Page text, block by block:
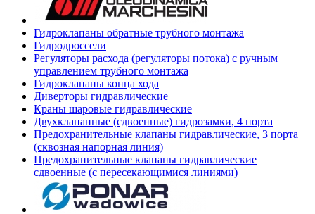
Гидроклапаны обратные трубного монтажа
Гидродроссели
Регуляторы расхода (регуляторы потока) с ручным
управлением трубного монтажа
Гидроклапаны конца хода
Диверторы гидравлические
Краны шаровые гидравлические
Двухклапанные (сдвоенные) гидрозамки, 4 порта
Предохранительные клапаны гидравлические, 3 порта
(сквозная напорная линия)
Предохранительные клапаны гидравлические
сдвоенные (с пересекающимися линиями)